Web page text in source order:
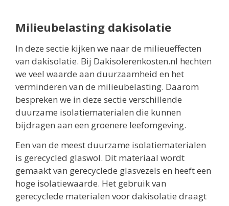
Milieubelasting dakisolatie
In deze sectie kijken we naar de milieueffecten
van dakisolatie. Bij Dakisolerenkosten.nl hechten
we veel waarde aan duurzaamheid en het
verminderen van de milieubelasting. Daarom
bespreken we in deze sectie verschillende
duurzame isolatiematerialen die kunnen
bijdragen aan een groenere leefomgeving.
Een van de meest duurzame isolatiematerialen
is gerecycled glaswol. Dit materiaal wordt
gemaakt van gerecyclede glasvezels en heeft een
hoge isolatiewaarde. Het gebruik van
gerecyclede materialen voor dakisolatie draagt